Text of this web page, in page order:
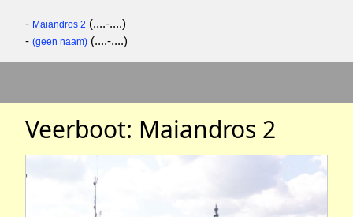
- Maiandros 2 (....-....)
- (geen naam) (....-....)
Veerboot: Maiandros 2